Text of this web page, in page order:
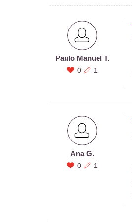
Paulo Manuel T.
0 1
Ana G.
0 1